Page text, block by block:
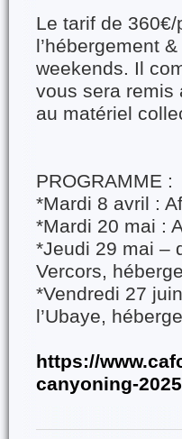
Le tarif de
l’hébergement
weekends. Il
vous sera remis
au matériel
PROGRAMME :
*Mardi 8 avril :
*Mardi 20 mai :
*Jeudi 29 mai –
Vercors,
*Vendredi 27
l’Ubaye,
https://
canyoning-